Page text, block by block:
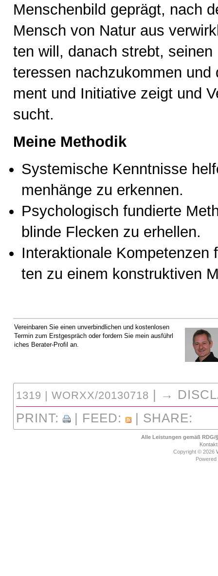
Men­schen­bild ge­prägt, nach
Mensch von Na­tur aus
ten will, da­nach strebt,
ter­es­sen nach­zu­kom­men
ment und In­itia­ti­ve zeigt und
sucht.
Meine Methodik
Sys­te­mi­sche Kennt­nis­se
men­hän­ge zu er­ken­nen.
Psy­cho­lo­gisch fun­dier­te
blin­de Fle­cken zu er­hel­len.
In­ter­ak­tio­na­le
ten zu ei­nem kon­struk­ti­ven
Ver­ein­ba­ren Sie ei­nen un­ver­bind­li­chen und kos­ten­lo­sen
Ter­min zum Erst­ge­spräch oder for­dern Sie mein aus­führ­l
i­ches Be­ra­ter-Pro­fil an.
1319 | WORXX/20130718 | →
PRINT:
| FEED: | SHARE:
Alle Leistungen gemäß RDG/
Kontakt
Copyright © 2026